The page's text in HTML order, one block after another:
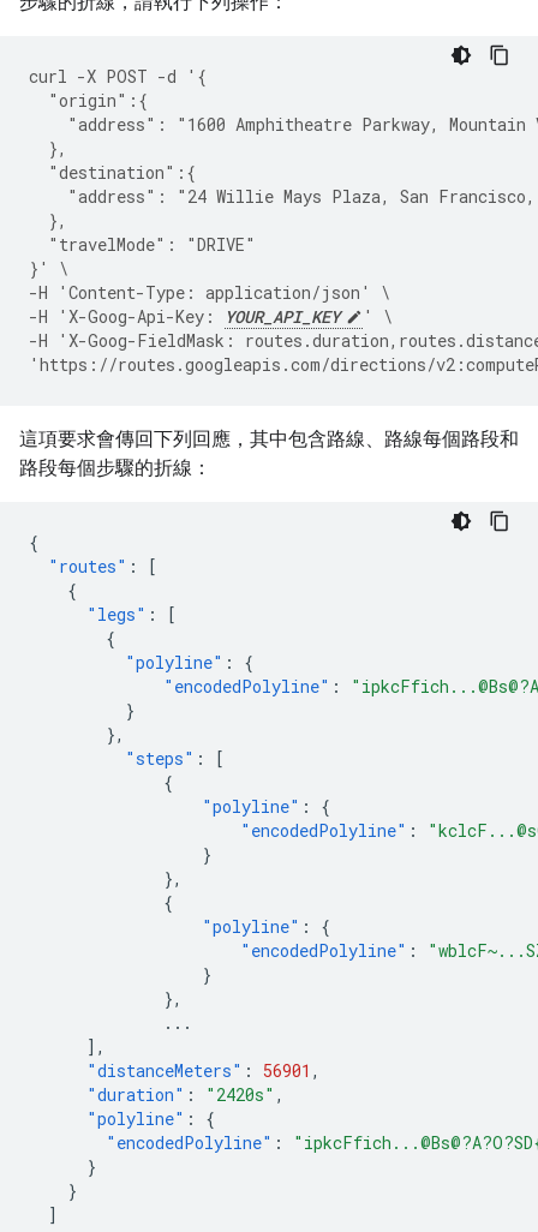
curl -X POST -d '{
  "origin":{
"address": "1600 Amphitheatre Parkway, Mountain
  },
  "destination":{
"address": "24 Willie Mays Plaza, San
  },
  "travelMode": "DRIVE"
}' \
-H 'Content-Type: application/json' \
-H 'X-Goog-Api-Key:
YOUR_API_KEY
' \
-H 'X-Goog-FieldMask:
'https://routes.googleapis.com/directions/
這項要求會傳回下列回應，其中包含路線、路線每個路段和
路段每個步驟的折線：
{
"routes" :
[
{
"legs" :
[
{
"polyline" :
{
"encodedPolyline" :
}
},
"steps" :
[
{
"polyline" :
{
"encodedPolyline" :
}
},
{
"polyline" :
{
"encodedPolyline" :
}
},
...
],
"distanceMeters" : 56901 ,
"duration" : "2420s" ,
"polyline" :
{
"encodedPolyline" :
}
}
]